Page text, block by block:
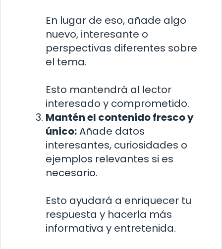
En lugar de eso, añade algo
nuevo, interesante o
perspectivas diferentes sobre
el tema.
Esto mantendrá al lector
interesado y comprometido.
Mantén el contenido fresco y
único:Añade datos
interesantes, curiosidades o
ejemplos relevantes si es
necesario.
Esto ayudará a enriquecer tu
respuesta y hacerla más
informativa y entretenida.